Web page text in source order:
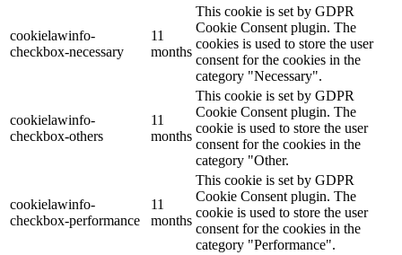
cookielawinfo-
checkbox-necessary
11
months
This cookie is set by GDPR
Cookie Consent plugin. The
cookies is used to store the user
consent for the cookies in the
category "Necessary".
cookielawinfo-
checkbox-others
11
months
This cookie is set by GDPR
Cookie Consent plugin. The
cookie is used to store the user
consent for the cookies in the
category "Other.
cookielawinfo-
checkbox-performance
11
months
This cookie is set by GDPR
Cookie Consent plugin. The
cookie is used to store the user
consent for the cookies in the
category "Performance".